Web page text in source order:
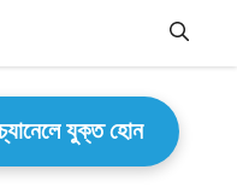
যুক্ত হোন